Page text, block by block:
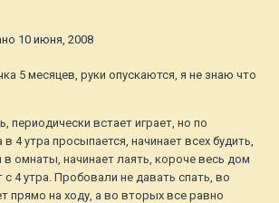
10 июня, 2008
5 месяцев, руки опускаются, я не знаю что
периодически встает играет, но по
4 утра просыпается, начинает всех будить,
омнаты, начинает лаять, короче весь дом
с 4 утра. Пробовали не давать спать, во
прямо на ходу, а во вторых все равно